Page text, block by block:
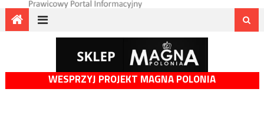
WESPRZYJ PROJEKT MAGNA POLONIA